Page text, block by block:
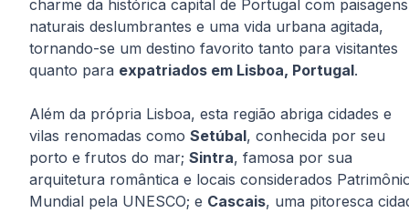
charme da histórica capital de Portugal com paisagens
naturais deslumbrantes e uma vida urbana agitada,
tornando-se um destino favorito tanto para visitantes
quanto para expatriados em Lisboa, Portugal.
Além da própria Lisboa, esta região abriga cidades e
vilas renomadas como Setúbal, conhecida por seu
porto e frutos do mar; Sintra, famosa por sua
arquitetura romântica e locais considerados
Mundial pela UNESCO; e Cascais, uma pitoresca